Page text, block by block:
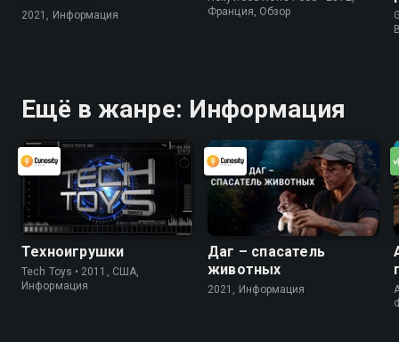
2021, Информация
Франция, Обзор
Ещё в жанре: Информация
Техноигрушки
Tech Toys • 2011, США,
Информация
Даг – спасатель
животных
2021, Информация